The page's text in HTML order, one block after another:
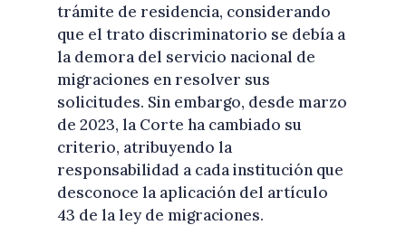
trámite de residencia, considerando
que el trato discriminatorio se debía a
la demora del servicio nacional de
migraciones en resolver sus
solicitudes. Sin embargo, desde marzo
de 2023, la Corte ha cambiado su
criterio, atribuyendo la
responsabilidad a cada institución que
desconoce la aplicación del artículo
43 de la ley de migraciones.